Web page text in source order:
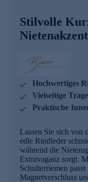
Stilvolle
Nietenakzent
Hochwertiges
Vielseitige
Praktische
Lassen Sie sich von
edle Rindleder
während die
Extravaganz sorgt.
Schulterriemen
Magnetverschluss